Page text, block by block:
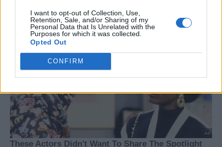
I want to opt-out of Collection, Use,
Retention, Sale, and/or Sharing of my
Personal Data that Is Unrelated with the
Purposes for which it was collected.
Opted Out
CONFIRM